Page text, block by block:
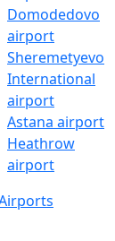
Domodedovo
airport
Sheremetyevo
International
airport
Astana airport
Heathrow
airport